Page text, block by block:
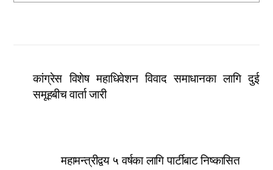
कांग्रेस विशेष महाधिवेशन विवाद समाधानका लागि दुई
समूहबीच वार्ता जारी
महामन्त्रीद्वय ५ वर्षका लागि पार्टीबाट निष्कासित